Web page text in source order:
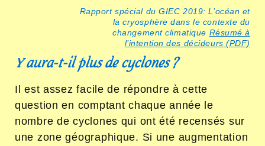
Rapport spécial du GIEC 2019: L’océan et
la cryosphère dans le contexte du
changement climatique Résumé à
l’intention des décideurs (PDF)
Y aura-t-il plus de cyclones ?
Il est assez facile de répondre à cette
question en comptant chaque année le
nombre de cyclones qui ont été recensés sur
une zone géographique. Si une augmentation